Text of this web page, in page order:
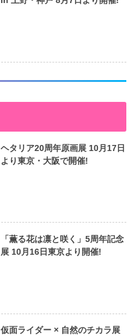
ヘタリア20周年原画展 10月17日
より東京・大阪で開催!
「薫る花は凛と咲く」5周年記念
展 10月16日東京より開催!
仮面ライダー × 自然のチカラ展